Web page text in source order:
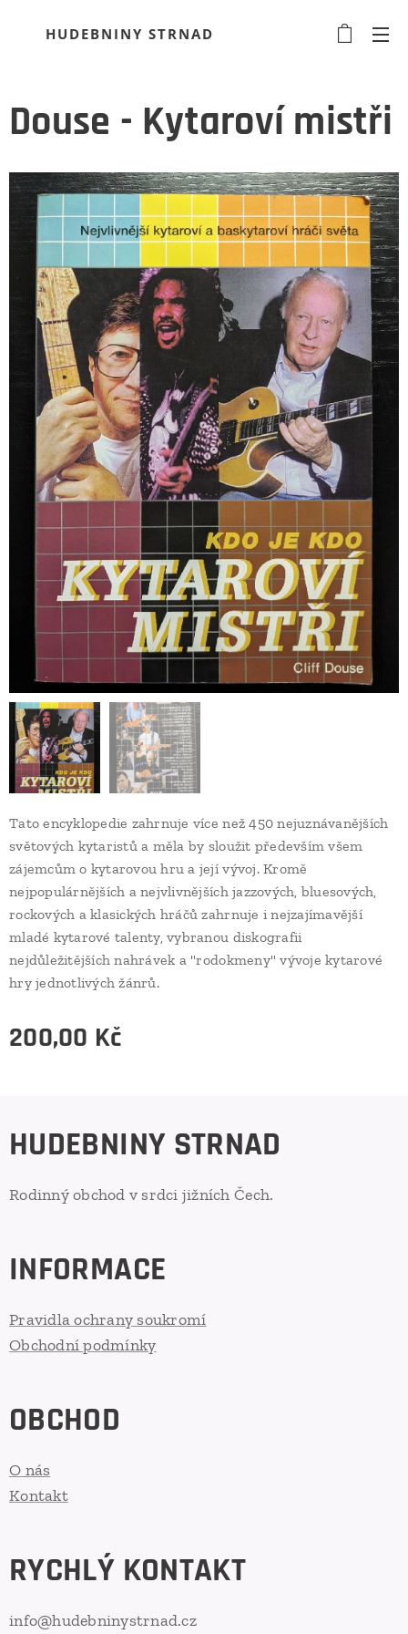
HUDEBNINY STRNAD
Douse - Kytaroví mistři
Tato encyklopedie zahrnuje více než 450 nejuznávanějších
světových kytaristů a měla by sloužit především všem
zájemcům o kytarovou hru a její vývoj. Kromě
nejpopulárnějších a nejvlivnějších jazzových, bluesových,
rockových a klasických hráčů zahrnuje i nejzajímavější
mladé kytarové talenty, vybranou diskografii
nejdůležitějších nahrávek a "rodokmeny" vývoje kytarové
hry jednotlivých žánrů.
200,00 Kč
HUDEBNINY STRNAD
Rodinný obchod v srdci jižních Čech.
INFORMACE
Pravidla ochrany soukromí
Obchodní podmínky
OBCHOD
O nás
Kontakt
RYCHLÝ KONTAKT
info@hudebninystrnad.cz